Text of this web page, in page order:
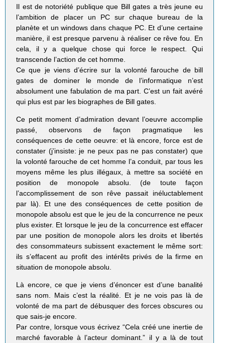
Il est de notoriété publique que Bill gates a très jeune eu
l’ambition de placer un PC sur chaque bureau de la
planète et un windows dans chaque PC. Et d’une certaine
manière, il est presque parvenu à réaliser ce rêve fou. En
cela, il y a quelque chose qui force le respect. Qui
transcende l’action de cet homme.
Ce que je viens d’écrire sur la volonté farouche de bill
gates de dominer le monde de l’informatique n’est
absolument une fabulation de ma part. C’est un fait avéré
qui plus est par les biographes de Bill gates.
Ce petit moment d’admiration devant l’oeuvre accomplie
passé, observons de façon pragmatique les
conséquences de cette oeuvre: et là encore, force est de
constater (j’insiste: je ne peux pas ne pas constater) que
la volonté farouche de cet homme l’a conduit, par tous les
moyens même les plus illégaux, à mettre sa société en
position de monopole absolu. (de toute façon
l’accomplissement de son rêve passait inéluctablement
par là). Et une des conséquences de cette position de
monopole absolu est que le jeu de la concurrence ne peux
plus exister. Et lorsque le jeu de la concurrence est effacer
par une position de monopole alors les droits et libertés
des consommateurs subissent exactement le même sort:
ils s’effacent au profit des intérêts privés de la firme en
situation de monopole absolu.
Là encore, ce que je viens d’énoncer est d’une banalité
sans nom. Mais c’est la réalité. Et je ne vois pas là de
volonté de ma part de débusquer des forces obscures ou
que sais-je encore.
Par contre, lorsque vous écrivez “Cela créé une inertie de
marché favorable à l’acteur dominant.” il y a là de tout